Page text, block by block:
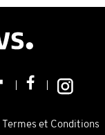
Termes et Conditions